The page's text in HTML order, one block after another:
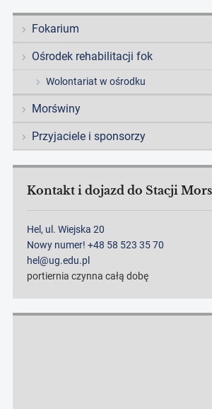
Fokarium
Ośrodek rehabilitacji fok
Wolontariat w ośrodku
Morświny
Przyjaciele i sponsorzy
Kontakt i dojazd do Stacji
Hel, ul. Wiejska 20
Nowy numer! +48 58 523 35 70
hel@ug.edu.pl
portiernia czynna całą dobę